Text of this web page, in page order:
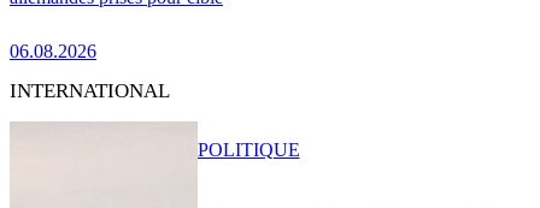
06.08.2026
INTERNATIONAL
POLITIQUE